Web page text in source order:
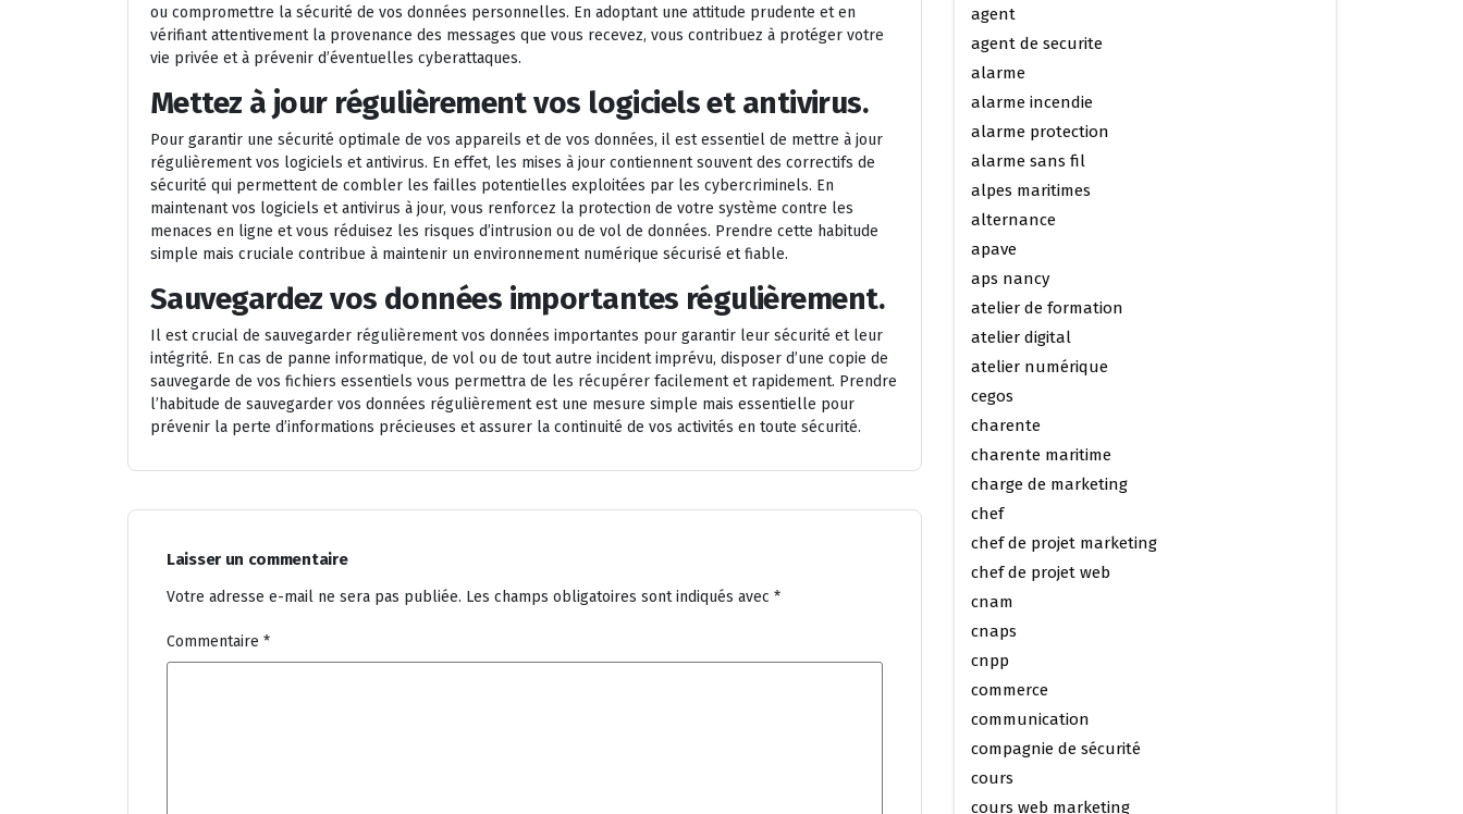
ou compromettre la sécurité de vos données personnelles. En adoptant une attitude prudente et en
vérifiant attentivement la provenance des messages que vous recevez, vous contribuez à protéger votre
vie privée et à prévenir d’éventuelles cyberattaques.
Mettez à jour régulièrement vos logiciels et antivirus.
Pour garantir une sécurité optimale de vos appareils et de vos données, il est essentiel de mettre à jour
régulièrement vos logiciels et antivirus. En effet, les mises à jour contiennent souvent des correctifs de
sécurité qui permettent de combler les failles potentielles exploitées par les cybercriminels. En
maintenant vos logiciels et antivirus à jour, vous renforcez la protection de votre système contre les
menaces en ligne et vous réduisez les risques d’intrusion ou de vol de données. Prendre cette habitude
simple mais cruciale contribue à maintenir un environnement numérique sécurisé et fiable.
Sauvegardez vos données importantes régulièrement.
Il est crucial de sauvegarder régulièrement vos données importantes pour garantir leur sécurité et leur
intégrité. En cas de panne informatique, de vol ou de tout autre incident imprévu, disposer d’une copie de
sauvegarde de vos fichiers essentiels vous permettra de les récupérer facilement et rapidement. Prendre
l’habitude de sauvegarder vos données régulièrement est une mesure simple mais essentielle pour
prévenir la perte d’informations précieuses et assurer la continuité de vos activités en toute sécurité.
Laisser un commentaire
Votre adresse e-mail ne sera pas publiée. Les champs obligatoires sont indiqués avec *
Commentaire *
agent
agent de securite
alarme
alarme incendie
alarme protection
alarme sans fil
alpes maritimes
alternance
apave
aps nancy
atelier de formation
atelier digital
atelier numérique
cegos
charente
charente maritime
charge de marketing
chef
chef de projet marketing
chef de projet web
cnam
cnaps
cnpp
commerce
communication
compagnie de sécurité
cours
cours web marketing